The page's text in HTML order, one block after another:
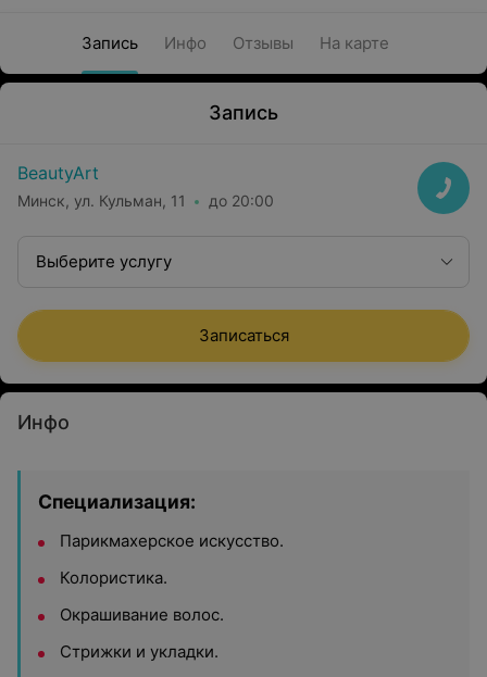
Запись Инфо Отзывы На карте
Запись
BeautyArt
Минск, ул. Кульман, 11 до 20:00
Выберите услугу
Записаться
Инфо
Специализация:
Парикмахерское искусство.
Колористика.
Окрашивание волос.
Стрижки и укладки.